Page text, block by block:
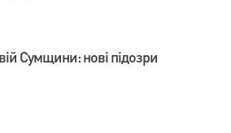
Сумщини: нові підозри